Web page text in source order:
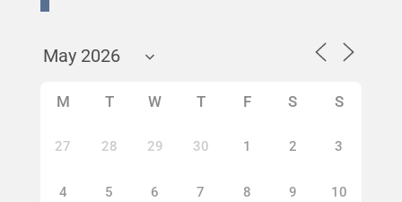
M T W T F S S
27 28 29 30 1 2 3
4 5 6 7 8 9 10